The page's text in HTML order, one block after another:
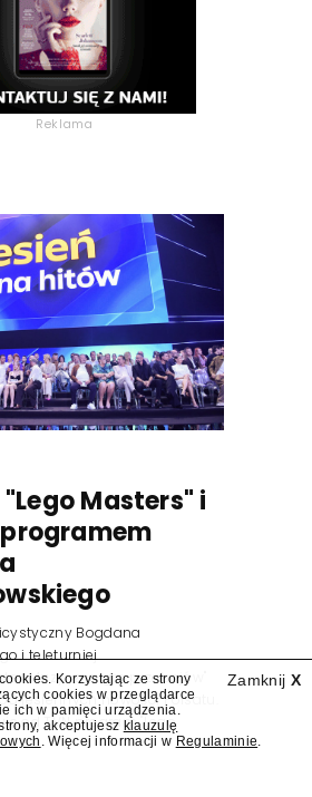
Reklama
Masters" i
Bogdana
i teleturniej
Muzyczna gra przebojów"
jesiennych nowości Polsatu.
od TVN program "Lego
Zamknij X
Korzystając ze strony
cookies w przeglądarce
ich w pamięci urządzenia.
akceptujesz klauzulę
. Więcej informacji w Regulaminie.